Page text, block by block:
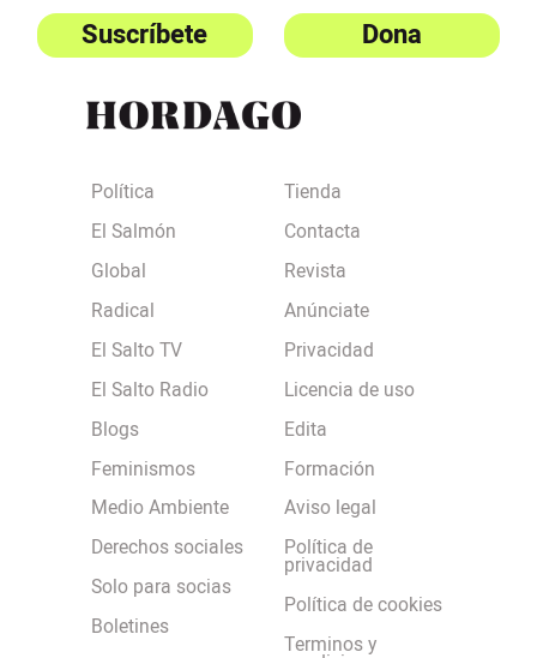
Suscríbete Dona
Política
El Salmón
Global
Radical
El Salto TV
El Salto Radio
Blogs
Feminismos
Medio Ambiente
Derechos sociales
Solo para socias
Boletines
Tienda
Contacta
Revista
Anúnciate
Privacidad
Licencia de uso
Edita
Formación
Aviso legal
Política de
privacidad
Política de cookies
Terminos y